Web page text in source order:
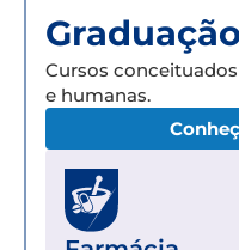
Graduação
Cursos
e humanas.